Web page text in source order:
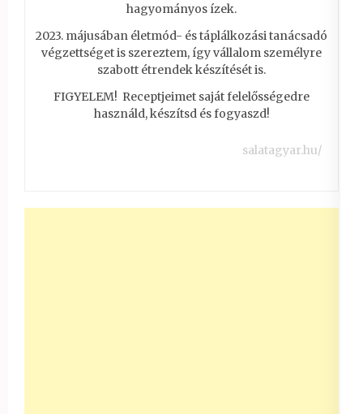
hagyományos ízek.
2023. májusában életmód- és táplálkozási tanácsadó
végzettséget is szereztem, így vállalom személyre
szabott étrendek készítését is.
FIGYELEM! Receptjeimet saját felelősségedre
használd, készítsd és fogyaszd!
salatagyar.hu/